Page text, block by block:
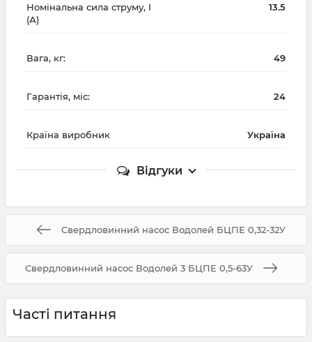
Номінальна сила струму, I
(А)
13.5
Вага, кг: 49
Гарантія, міс: 24
Країна виробник Україна
Відгуки
Свердловинний насос Водолей БЦПЕ 0,32-32У
Свердловинний насос Водолей 3 БЦПЕ 0,5-63У
Часті питання